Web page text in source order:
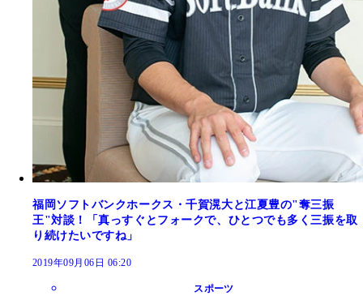
福岡ソフトバンクホークス・千賀滉大と江夏豊の"奪三振
王"対談！「真っすぐとフォークで、ひとつでも多く三振を取
り続けたいですね」
2019年09月06日 06:20
スポーツ